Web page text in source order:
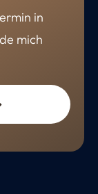
in
mich